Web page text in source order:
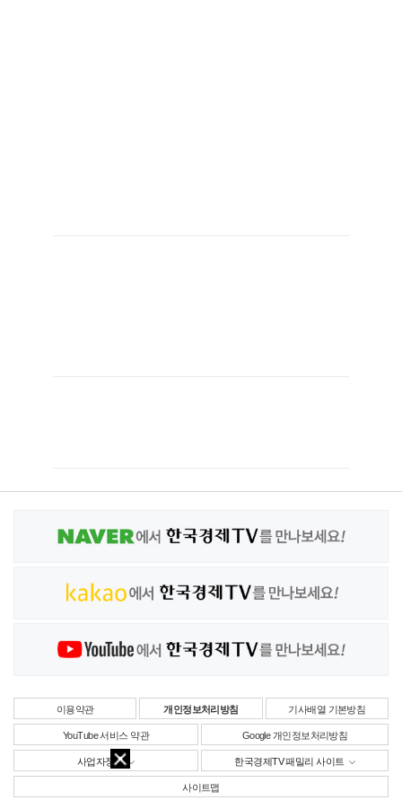
이용약관 개인정보처리방침 기사배열 기본방침
YouTube 서비스 약관 Google 개인정보처리방침
사업자정보 한국경제TV 패밀리 사이트
사이트맵